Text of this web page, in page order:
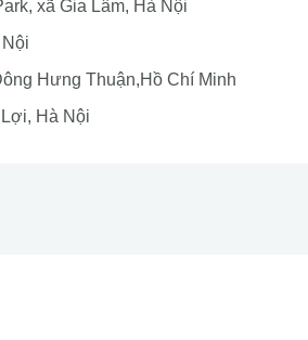
xã Gia Lâm, Hà Nội
Hưng Thuận,Hồ Chí Minh
Hà Nội